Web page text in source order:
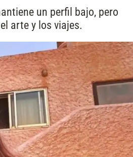
un perfil bajo, pero
arte y los viajes.